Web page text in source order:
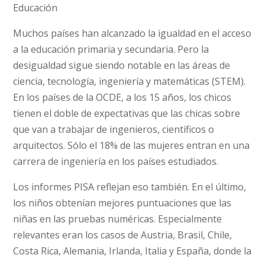
Educación
Muchos países han alcanzado la igualdad en el acceso
a la educación primaria y secundaria. Pero la
desigualdad sigue siendo notable en las áreas de
ciencia, tecnología, ingeniería y matemáticas (STEM).
En los países de la OCDE, a los 15 años, los chicos
tienen el doble de expectativas que las chicas sobre
que van a trabajar de ingenieros, científicos o
arquitectos. Sólo el 18% de las mujeres entran en una
carrera de ingeniería en los países estudiados.
Los informes PISA reflejan eso también. En el último,
los niños obtenían mejores puntuaciones que las
niñas en las pruebas numéricas. Especialmente
relevantes eran los casos de Austria, Brasil, Chile,
Costa Rica, Alemania, Irlanda, Italia y España, donde la